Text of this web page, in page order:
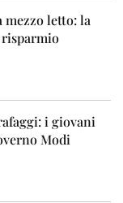
letto: la
i giovani
Modi